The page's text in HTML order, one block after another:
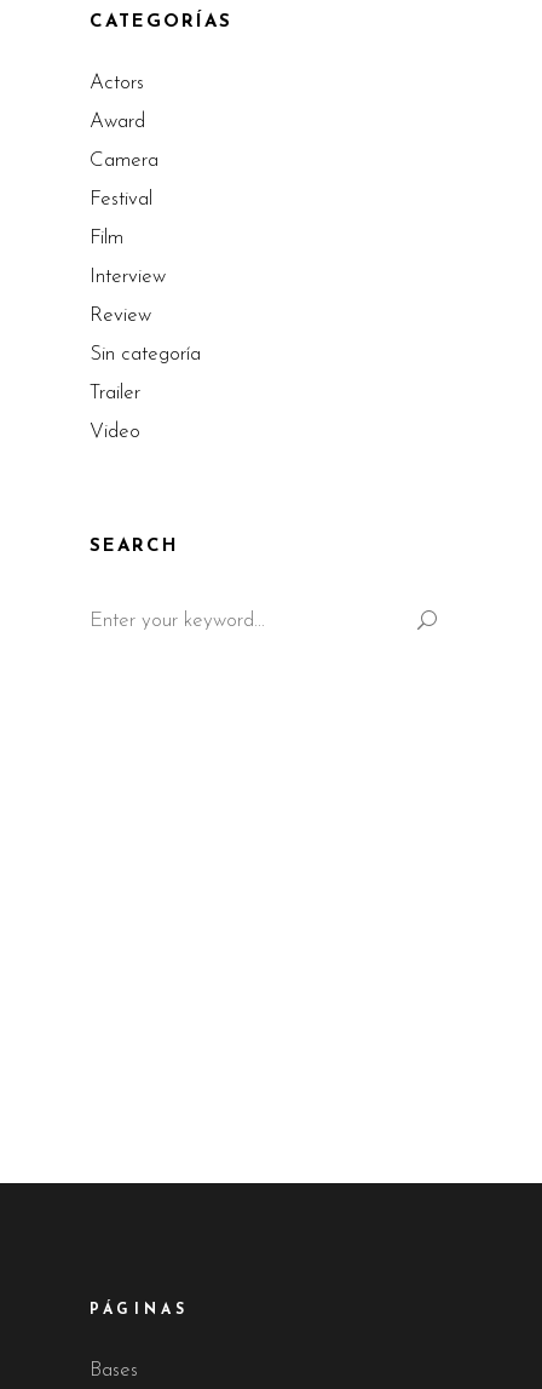
CATEGORÍAS
Actors
Award
Camera
Festival
Film
Interview
Review
Sin categoría
Trailer
Video
SEARCH
for:
PÁGINAS
Bases